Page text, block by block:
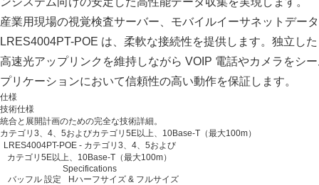
産業用現場の視覚検査サーバー、モバイルイーサネットデー
LRES4004PT-POE は、柔軟な接続性を提供します。独立し
高速光アップリンクを維持しながら VOIP 電話やカメラをシ
プリケーションにおいて信頼性の高い動作を保証します。
仕様
技術仕様
統合と展開計画のための完全な技術詳細。
カテゴリ3、4、5およびカテゴリ5E以上、10Base-T（最大100m）
LRES4004PT-POE - カテゴリ3、4、5および
カテゴリ5E以上、10Base-T（最大100m）
Specifications
バッフル 設定
Hハーフサイズ & フルサイズ